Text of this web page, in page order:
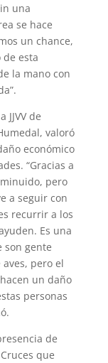
una
se hace
un chance,
esta
la mano con
de
valoró
económico
“Gracias a
pero
a seguir con
recurrir a los
Es una
son gente
pero el
un daño
personas
de
que